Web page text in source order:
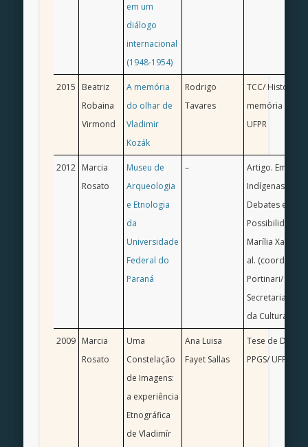
em um
diálogo
internacional
(1948-1954)
2015
Beatriz
Robaina
Virmond
A memória
do olhar de
Vladimir
Kozák
Rodrigo
Tavares
TCC/ História,
memória e
UFPR
2012 Marcia
Rosato
Museu de
Arqueologia
e Etnologia
da
Universidade
Federal do
Paraná
–
Artigo. Em
Indígenas e
Debates e
Possibilidades.
Marília Xavier
al. (coord.)
Portinari/ MAE
Secretaria de
da Cultura
2009 Marcia
Rosato
Uma
Constelação
de Imagens:
a experiência
Etnográfica
de Vladimír
Ana Luisa
Fayet Sallas
Tese de
PPGS/ UFPR